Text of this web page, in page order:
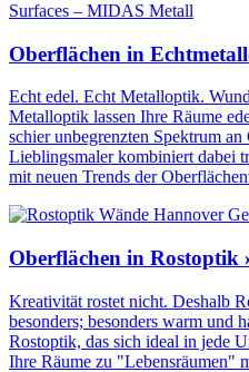
Oberflächen in
Echt edel. Echt Metalloptik.
Metalloptik lassen Ihre Räume
schier unbegrenzten Spektrum
Lieblingsmaler kombiniert dabei
mit neuen Trends der
Oberflächen in Rostoptik
Kreativität rostet nicht. Deshalb
besonders; besonders warm und
Rostoptik, das sich ideal in jede
Ihre Räume zu "Lebensräumen"